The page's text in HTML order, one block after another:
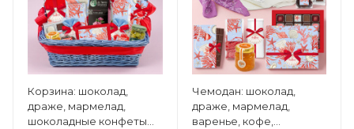
Корзина: шоколад,
драже, мармелад,
шоколадные конфеты
Чемодан: шоколад,
драже, мармелад,
варенье, кофе,